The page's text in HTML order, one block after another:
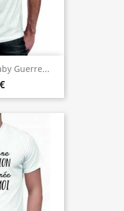
Guerre...